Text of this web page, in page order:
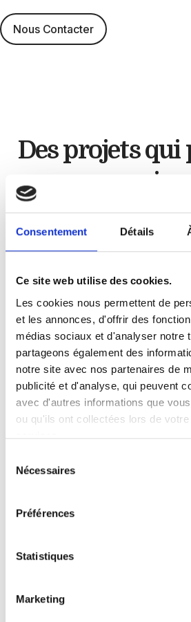
Consentement Détails
Ce site web utilise des cookies.
Les cookies nous permettent de
et les annonces, d'offrir des
médias sociaux et d'analyser notre
partageons également des
notre site avec nos partenaires de
publicité et d'analyse, qui peuvent
avec d'autres informations que
ou qu'ils ont collectées lors de
services.
Nécessaires
Préférences
Statistiques
Marketing
Nous Contacter
Des projets qui
vie
ChezGLC Créations, chaque
À travers nos réalisations,
avant notre savoir-faire, notre
et notre passion pour les
intérieurs bien pensés.
De la cuisine moderne à
traditionnelle, nous
matériaux, finitions soignées :
est pensée pour allier